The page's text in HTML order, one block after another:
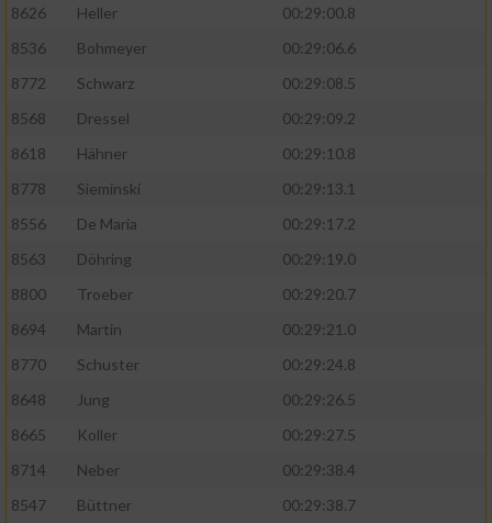
8626
Heller
00:29:00.8
8536
Bohmeyer
00:29:06.6
8772
Schwarz
00:29:08.5
8568
Dressel
00:29:09.2
8618
Hähner
00:29:10.8
8778
Sieminski
00:29:13.1
8556
De Maria
00:29:17.2
8563
Döhring
00:29:19.0
8800
Troeber
00:29:20.7
8694
Martin
00:29:21.0
8770
Schuster
00:29:24.8
8648
Jung
00:29:26.5
8665
Koller
00:29:27.5
8714
Neber
00:29:38.4
8547
Büttner 00:29:38.7